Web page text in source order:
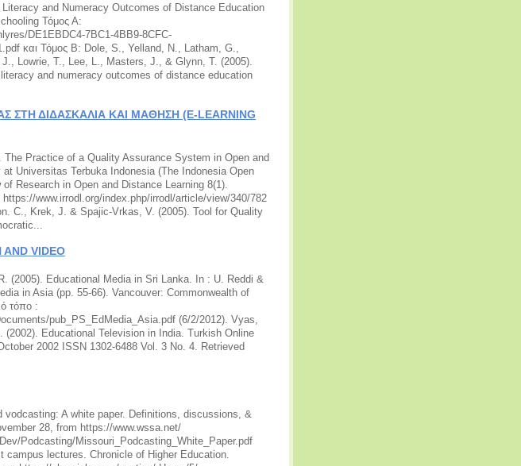
and Numeracy Outcomes of Distance Education
Τόμος Α:
DE1EBDC4-7BC1-4BB9-8CFC-
και Τόμος Β: Dole, S., Yelland, N., Latham, G.,
Lowrie, T., Lee, L., Masters, J., & Glynn, T. (2005).
and numeracy outcomes of distance education
ΣΤΗ ΔΙΔΑΣΚΑΛΙΑ ΚΑΙ ΜΑΘΗΣΗ (E-LEARNING
The Practice of a Quality Assurance System in Open and
Universitas Terbuka Indonesia (The Indonesia Open
Research in Open and Distance Learning 8(1).
www.irrodl.org/index.php/irrodl/article/view/340/782
C., Krek, J. & Spajic-Vrkas, V. (2005). Tool for Quality
AND VIDEO
(2005). Educational Media in Sri Lanka. In : U. Reddi &
in Asia (pp. 55-66). Vancouver: Commonwealth of
τόπο :
pub_PS_EdMedia_Asia.pdf (6/2/2012). Vyas,
(2002). Educational Television in India. Turkish Online
2002 ISSN 1302-6488 Vol. 3 No. 4. Retrieved
vodcasting: A white paper. Definitions, discussions, &
28, from https://www.wssa.net/
Podcasting/Missouri_Podcasting_White_Paper.pdf
campus lectures. Chronicle of Higher Education.